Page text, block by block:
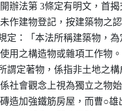
辦法第 3條定有明文，首
未作建物登記，按建築物之
規定：「本法所稱建築物，
使用之構造物或雜項工作物
所謂定著物，係指非土地之
係社會觀念上視為獨立之物
磚造加強鐵筋房屋，而曹○